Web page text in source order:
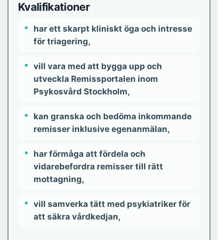
Kvalifikationer
har ett skarpt kliniskt öga och intresse
för triagering,
vill vara med att bygga upp och
utveckla Remissportalen inom
Psykosvård Stockholm,
kan granska och bedöma inkommande
remisser inklusive egenanmälan,
har förmåga att fördela och
vidarebefordra remisser till rätt
mottagning,
vill samverka tätt med psykiatriker för
att säkra vårdkedjan,